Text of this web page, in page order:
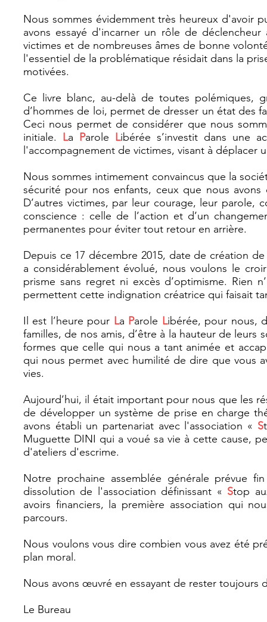
Nous sommes évidemment très heureux d'avoir
avons essayé d'incarner un rôle de
victimes et de nombreuses âmes de bonne
l'essentiel de la problématique résidait dans la
motivées.
Ce livre blanc, au-delà de toutes polémiques,
d’hommes de loi, permet de dresser un état des
Ceci nous permet de considérer que nous
initiale. La Parole Libérée s’investit dans une
l'accompagnement de victimes, visant à
Nous sommes intimement convaincus que la
sécurité pour nos enfants, ceux que nous
D’autres victimes, par leur courage, leur
conscience : celle de l’action et d’un
permanentes pour éviter tout retour en arrière.
Depuis ce 17 décembre 2015, date de création
a considérablement évolué, nous voulons le
prisme sans regret ni excès d’optimisme. Rien
permettent cette indignation créatrice qui faisait
Il est l’heure pour La Parole Libérée, pour nous,
familles, de nos amis, d’être à la hauteur de
formes que celle qui nous a tant animée et
qui nous permet avec humilité de dire que vous
vies.
Aujourd’hui, il était important pour nous que les
de développer un système de prise en charge
avons établi un partenariat avec l'association « S
Muguette DINI qui a voué sa vie à cette cause,
d'ateliers d'escrime.
Notre prochaine assemblée générale prévue
dissolution de l'association définissant « Stop
avoirs financiers, la première association qui
parcours.
Nous voulons vous dire combien vous avez été
plan moral.
Nous avons œuvré en essayant de rester toujours
Le Bureau